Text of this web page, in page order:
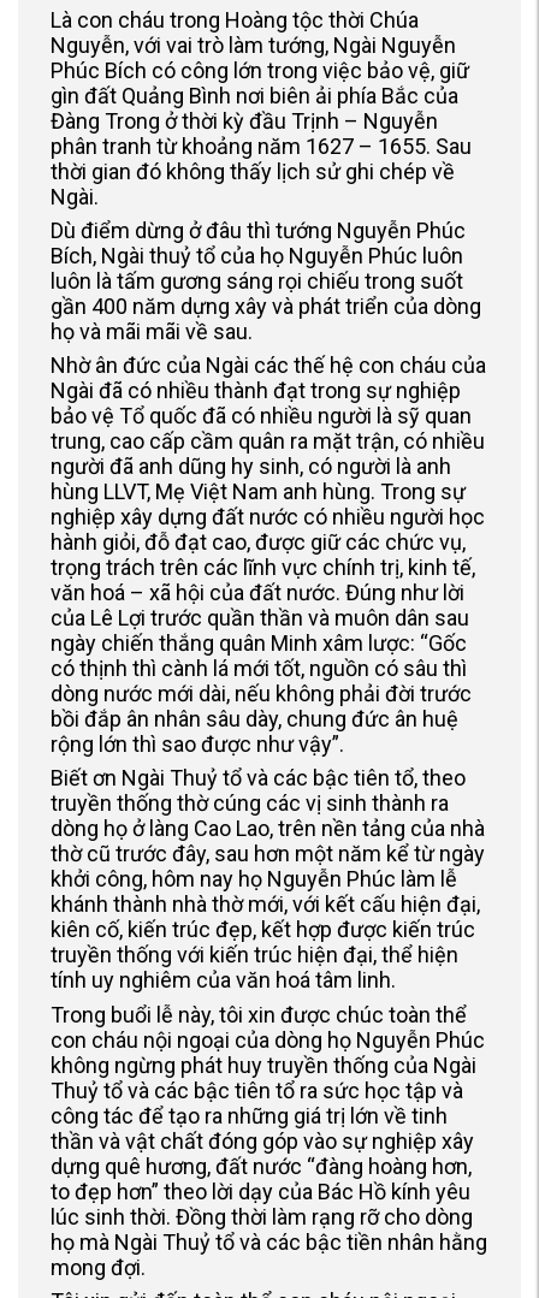
Là con cháu trong Hoàng tộc thời Chúa
Nguyễn, với vai trò làm tướng, Ngài Nguyễn
Phúc Bích có công lớn trong việc bảo vệ, giữ
gìn đất Quảng Bình nơi biên ải phía Bắc của
Đàng Trong ở thời kỳ đầu Trịnh – Nguyễn
phân tranh từ khoảng năm 1627 – 1655. Sau
thời gian đó không thấy lịch sử ghi chép về
Ngài.
Dù điểm dừng ở đâu thì tướng Nguyễn Phúc
Bích, Ngài thuỷ tổ của họ Nguyễn Phúc luôn
luôn là tấm gương sáng rọi chiếu trong suốt
gần 400 năm dựng xây và phát triển của dòng
họ và mãi mãi về sau.
Nhờ ân đức của Ngài các thế hệ con cháu của
Ngài đã có nhiều thành đạt trong sự nghiệp
bảo vệ Tổ quốc đã có nhiều người là sỹ quan
trung, cao cấp cầm quân ra mặt trận, có nhiều
người đã anh dũng hy sinh, có người là anh
hùng LLVT, Mẹ Việt Nam anh hùng. Trong sự
nghiệp xây dựng đất nước có nhiều người học
hành giỏi, đỗ đạt cao, được giữ các chức vụ,
trọng trách trên các lĩnh vực chính trị, kinh tế,
văn hoá – xã hội của đất nước. Đúng như lời
của Lê Lợi trước quần thần và muôn dân sau
ngày chiến thắng quân Minh xâm lược: “Gốc
có thịnh thì cành lá mới tốt, nguồn có sâu thì
dòng nước mới dài, nếu không phải đời trước
bồi đắp ân nhân sâu dày, chung đức ân huệ
rộng lớn thì sao được như vậy”.
Biết ơn Ngài Thuỷ tổ và các bậc tiên tổ, theo
truyền thống thờ cúng các vị sinh thành ra
dòng họ ở làng Cao Lao, trên nền tảng của nhà
thờ cũ trước đây, sau hơn một năm kể từ ngày
khởi công, hôm nay họ Nguyễn Phúc làm lễ
khánh thành nhà thờ mới, với kết cấu hiện đại,
kiên cố, kiến trúc đẹp, kết hợp được kiến trúc
truyền thống với kiến trúc hiện đại, thể hiện
tính uy nghiêm của văn hoá tâm linh.
Trong buổi lễ này, tôi xin được chúc toàn thể
con cháu nội ngoại của dòng họ Nguyễn Phúc
không ngừng phát huy truyền thống của Ngài
Thuỷ tổ và các bậc tiên tổ ra sức học tập và
công tác để tạo ra những giá trị lớn về tinh
thần và vật chất đóng góp vào sự nghiệp xây
dựng quê hương, đất nước “đàng hoàng hơn,
to đẹp hơn” theo lời dạy của Bác Hồ kính yêu
lúc sinh thời. Đồng thời làm rạng rỡ cho dòng
họ mà Ngài Thuỷ tổ và các bậc tiền nhân hằng
mong đợi.